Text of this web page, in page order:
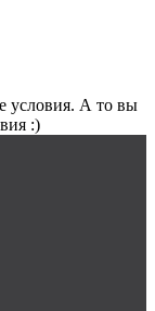
условия. А то вы
:)